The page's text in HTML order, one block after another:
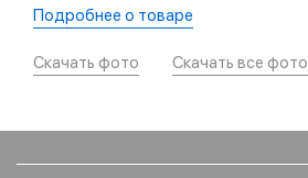
Подробнее о товаре
Скачать фото Скачать все фото